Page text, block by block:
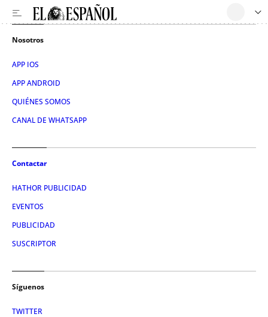
Nosotros
APP IOS
APP ANDROID
QUIÉNES SOMOS
CANAL DE WHATSAPP
Contactar
HATHOR PUBLICIDAD
EVENTOS
PUBLICIDAD
SUSCRIPTOR
Síguenos
TWITTER